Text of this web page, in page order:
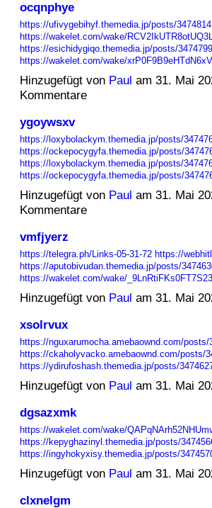
ocqnphye
https://ufivygebihyf.themedia.jp/posts/
https://wakelet.com/wake/
https://esichidygiqo.themedia.jp/posts/
https://wakelet.com/wake/
Hinzugefügt von Paul am 31. Mai
Kommentare
ygoywsxv
https://loxybolackym.themedia.jp/posts/
https://ockepocygyfa.themedia.jp/posts/
https://loxybolackym.themedia.jp/posts/
https://ockepocygyfa.themedia.jp/posts/
Hinzugefügt von Paul am 31. Mai
Kommentare
vmfjyerz
https://telegra.ph/Links-05-31-72 https://
https://aputobivudan.themedia.jp/posts/
https://wakelet.com/wake/
Hinzugefügt von Paul am 31. Mai
xsolrvux
https://nguxarumocha.amebaownd.com/posts/
https://ckaholyvacko.amebaownd.com/posts/
https://ydirufoshash.themedia.jp/posts/
Hinzugefügt von Paul am 31. Mai
dgsazxmk
https://wakelet.com/wake/
https://kepyghazinyl.themedia.jp/posts/
https://ingyhokyxisy.themedia.jp/posts/
Hinzugefügt von Paul am 31. Mai
clxnelgm